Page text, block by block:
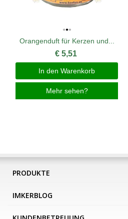
Orangenduft für Kerzen und...
€ 5,51
In den Warenkorb
Mehr sehen?
PRODUKTE
IMKERBLOG